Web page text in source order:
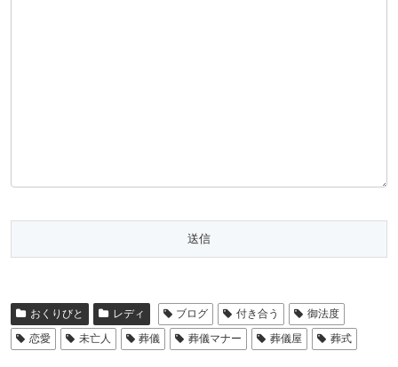
おくりびと レディ ブログ 付き合う
御法度
恋愛
未亡人 葬儀 葬儀マナー 葬儀屋 葬式